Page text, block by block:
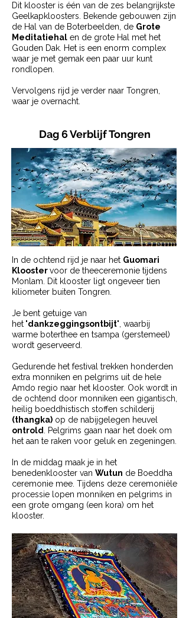
Dit klooster is één van de zes belangrijkste
Geelkapkloosters. Bekende gebouwen zijn
de Hal van de Boterbeelden, de Grote
Meditatiehal en de grote Hal met het
Gouden Dak. Het is een enorm complex
waar je met gemak een paar uur kunt
rondlopen.
Vervolgens rijd je verder naar Tongren,
waar je overnacht.
Dag 6 Verblijf Tongren
In de ochtend rijd je naar het Guomari
Kloostervoor de theeceremonie tijdens
Monlam. Dit klooster ligt ongeveer tien
kiliometer buiten Tongren.
Je bent getuige van
het 'dankzeggingsontbijt' , waarbij
warme boterthee en tsampa (gerstemeel)
wordt geserveerd.
Gedurende het festival trekken honderden
extra monniken en pelgrims uit de hele
Amdo regio naar het klooster. Ook wordt in
de ochtend door monniken een gigantisch,
heilig boeddhistisch stoffen schilderij
(thangka) op de nabijgelegen heuvel
ontrold
. Pelgrims gaan naar het doek om
het aan te raken voor geluk en zegeningen.
In de middag maak je in het
benedenklooster van Wutun de Boeddha
ceremonie mee. Tijdens deze ceremoniële
processie lopen monniken en pelgrims in
een grote omgang (een kora) om het
klooster.